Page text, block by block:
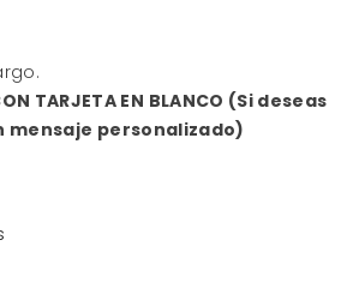
TARJETA EN BLANCO (Si deseas
mensaje personalizado)